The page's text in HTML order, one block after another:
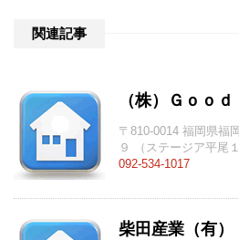
関連記事
（株）Ｇｏｏ
〒810-0014 福岡県福
９ （ステージア平尾１
092-534-1017
柴田産業（有）